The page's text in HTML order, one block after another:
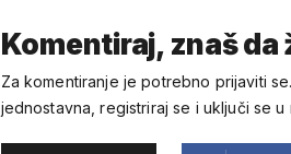
Komentiraj, znaš da
Za komentiranje je potrebno prijaviti
jednostavna, registriraj se i uključi se u